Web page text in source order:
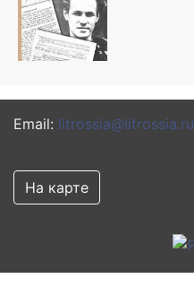
Email: litrossia@litrossia.ru
На карте